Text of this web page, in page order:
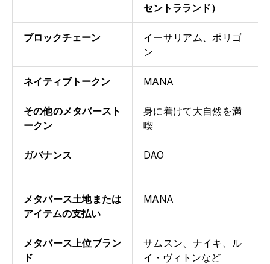
セントラランド）
ブロックチェーン
イーサリアム、ポリゴ
ン
ネイティブトークン MANA
その他のメタバースト
ークン
身に着けて大自然を満
喫
ガバナンス DAO
メタバース土地または
アイテムの支払い
MANA
メタバース上位ブラン
ド
サムスン、ナイキ、ル
イ・ヴィトンなど